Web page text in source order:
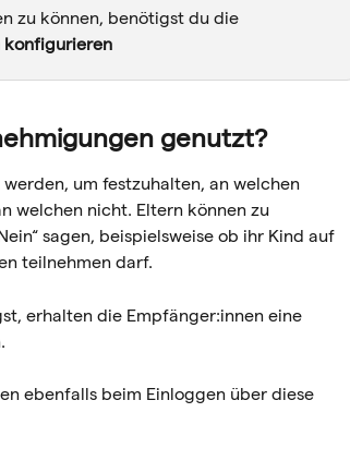
zu können, benötigst du die
konfigurieren
genutzt?
um festzuhalten, an welchen
welchen nicht. Eltern können zu
sagen, beispielsweise ob ihr Kind auf
teilnehmen darf.
erhalten die Empfänger:innen eine
ebenfalls beim Einloggen über diese